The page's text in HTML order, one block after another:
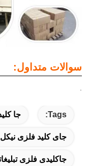
سوالات متداول:
Tags: جا
جای کلید فلزی نیکل
جاکلیدی فلزی